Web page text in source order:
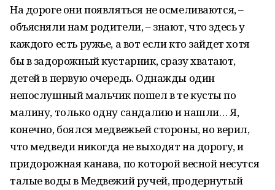
На дороге они появляться не осмеливаются, –
объясняли нам родители, – знают, что здесь у
каждого есть ружье, а вот если кто зайдет хотя
бы в задорожный кустарник, сразу хватают,
детей в первую очередь. Однажды один
непослушный мальчик пошел в те кусты по
малину, только одну сандалию и нашли… Я,
конечно, боялся медвежьей стороны, но верил,
что медведи никогда не выходят на дорогу, и
придорожная канава, по которой весной несутся
талые воды в Медвежий ручей, продернутый